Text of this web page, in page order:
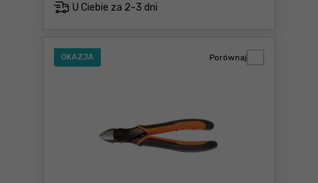
U Ciebie za 2-3 dni
OKAZJA Porównaj